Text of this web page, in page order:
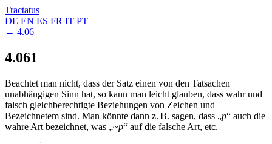
Tractatus
DE EN ES FR IT PT
← 4.06
4.061
Beachtet man nicht, dass der Satz einen von den Tatsachen
unabhängigen Sinn hat, so kann man leicht glauben, dass wahr und
falsch gleichberechtigte Beziehungen von Zeichen und
Bezeichnetem sind. Man könnte dann z. B. sagen, dass „p“ auch die
wahre Art bezeichnet, was „~p“ auf die falsche Art, etc.